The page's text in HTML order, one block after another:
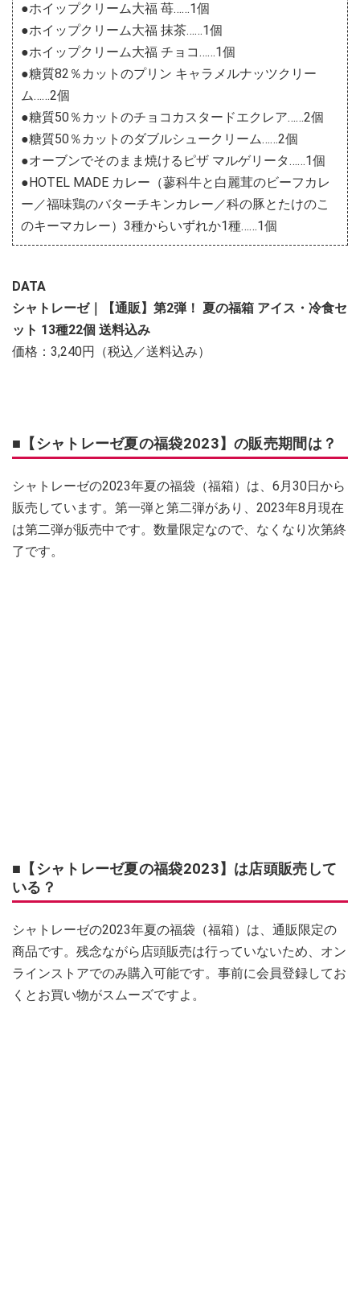
●ホイップクリーム大福 苺……1個
●ホイップクリーム大福 抹茶……1個
●ホイップクリーム大福 チョコ……1個
●糖質82％カットのプリン キャラメルナッツクリー
ム……2個
●糖質50％カットのチョコカスタードエクレア……2個
●糖質50％カットのダブルシュークリーム……2個
●オーブンでそのまま焼けるピザ マルゲリータ……1個
●HOTEL MADE カレー（蓼科牛と白麗茸のビーフカレ
ー／福味鶏のバターチキンカレー／科の豚とたけのこ
のキーマカレー）3種からいずれか1種……1個
DATA
シャトレーゼ｜【通販】第2弾！ 夏の福箱 アイス・冷食セ
ット 13種22個 送料込み
価格：3,240円（税込／送料込み）
■【シャトレーゼ夏の福袋2023】の販売期間は？
シャトレーゼの2023年夏の福袋（福箱）は、6月30日から
販売しています。第一弾と第二弾があり、2023年8月現在
は第二弾が販売中です。数量限定なので、なくなり次第終
了です。
■【シャトレーゼ夏の福袋2023】は店頭販売して
いる？
シャトレーゼの2023年夏の福袋（福箱）は、通販限定の
商品です。残念ながら店頭販売は行っていないため、オン
ラインストアでのみ購入可能です。事前に会員登録してお
くとお買い物がスムーズですよ。